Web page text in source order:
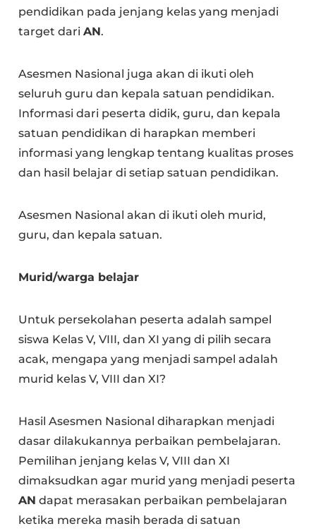
pendidikan pada jenjang kelas yang menjadi
target dariAN.
Asesmen Nasional juga akan di ikuti oleh
seluruh guru dan kepala satuan pendidikan.
Informasi dari peserta didik, guru, dan kepala
satuan pendidikan di harapkan memberi
informasi yang lengkap tentang kualitas proses
dan hasil belajar di setiap satuan pendidikan.
Asesmen Nasional akan di ikuti oleh murid,
guru, dan kepala satuan.
Murid/warga belajar
Untuk persekolahan peserta adalah sampel
siswa Kelas V, VIII, dan XI yang di pilih secara
acak, mengapa yang menjadi sampel adalah
murid kelas V, VIII dan XI?
Hasil Asesmen Nasional diharapkan menjadi
dasar dilakukannya perbaikan pembelajaran.
Pemilihan jenjang kelas V, VIII dan XI
dimaksudkan agar murid yang menjadi peserta
AN dapat merasakan perbaikan pembelajaran
ketika mereka masih berada di satuan